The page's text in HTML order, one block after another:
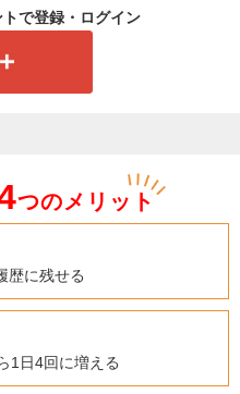
で登録・ログイン
つのメリット
歴に残せる
1日4回に増える